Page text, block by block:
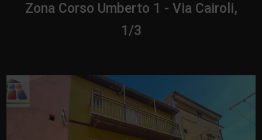
Zona Corso Umberto 1 - Via Cairoli,
1/3